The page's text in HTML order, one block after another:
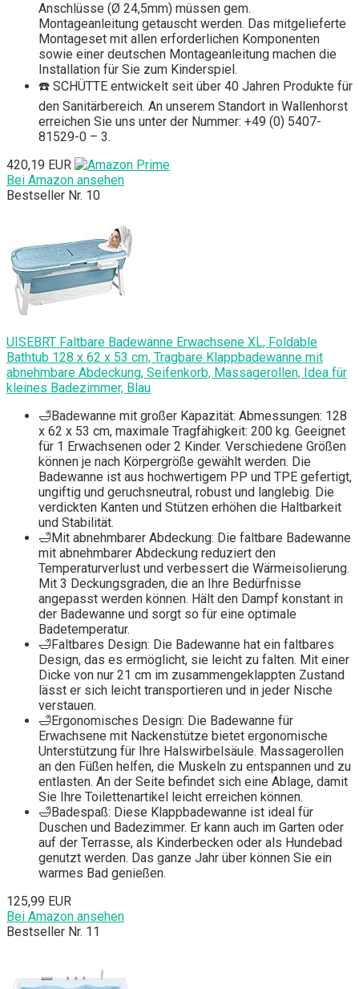
Anschlüsse (Ø 24,5mm) müssen gem.
Montageanleitung getauscht werden. Das mitgelieferte
Montageset mit allen erforderlichen Komponenten
sowie einer deutschen Montageanleitung machen die
Installation für Sie zum Kinderspiel.
☎️ SCHÜTTE entwickelt seit über 40 Jahren Produkte für
den Sanitärbereich. An unserem Standort in Wallenhorst
erreichen Sie uns unter der Nummer: +49 (0) 5407-
81529-0 – 3.
420,19 EUR
Bei Amazon ansehen
Bestseller Nr. 10
UISEBRT Faltbare Badewanne Erwachsene XL, Foldable
Bathtub 128 x 62 x 53 cm, Tragbare Klappbadewanne mit
abnehmbare Abdeckung, Seifenkorb, Massagerollen, Idea für
kleines Badezimmer, Blau
🛁Badewanne mit großer Kapazität: Abmessungen: 128
x 62 x 53 cm, maximale Tragfähigkeit: 200 kg. Geeignet
für 1 Erwachsenen oder 2 Kinder. Verschiedene Größen
können je nach Körpergröße gewählt werden. Die
Badewanne ist aus hochwertigem PP und TPE gefertigt,
ungiftig und geruchsneutral, robust und langlebig. Die
verdickten Kanten und Stützen erhöhen die Haltbarkeit
und Stabilität.
🛁Mit abnehmbarer Abdeckung: Die faltbare Badewanne
mit abnehmbarer Abdeckung reduziert den
Temperaturverlust und verbessert die Wärmeisolierung.
Mit 3 Deckungsgraden, die an Ihre Bedürfnisse
angepasst werden können. Hält den Dampf konstant in
der Badewanne und sorgt so für eine optimale
Badetemperatur.
🛁Faltbares Design: Die Badewanne hat ein faltbares
Design, das es ermöglicht, sie leicht zu falten. Mit einer
Dicke von nur 21 cm im zusammengeklappten Zustand
lässt er sich leicht transportieren und in jeder Nische
verstauen.
🛁Ergonomisches Design: Die Badewanne für
Erwachsene mit Nackenstütze bietet ergonomische
Unterstützung für Ihre Halswirbelsäule. Massagerollen
an den Füßen helfen, die Muskeln zu entspannen und zu
entlasten. An der Seite befindet sich eine Ablage, damit
Sie Ihre Toilettenartikel leicht erreichen können.
🛁Badespaß: Diese Klappbadewanne ist ideal für
Duschen und Badezimmer. Er kann auch im Garten oder
auf der Terrasse, als Kinderbecken oder als Hundebad
genutzt werden. Das ganze Jahr über können Sie ein
warmes Bad genießen.
125,99 EUR
Bei Amazon ansehen
Bestseller Nr. 11